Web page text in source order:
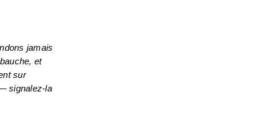
jamais
et
nous n'envoyons jamais d'offre d'emploi sans un processus d'entrevue structuré. Tous nos postes sont affichés exclusivement sur
signalez-la